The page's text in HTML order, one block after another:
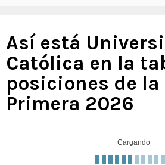
Así está
Católica en la
posiciones de la
Primera 2026
Cargando